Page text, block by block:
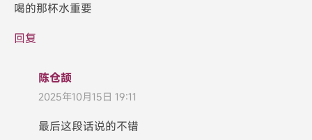
喝的那杯水重要
回复
陈仓颉
2025年10月15日 19:11
最后这段话说的不错